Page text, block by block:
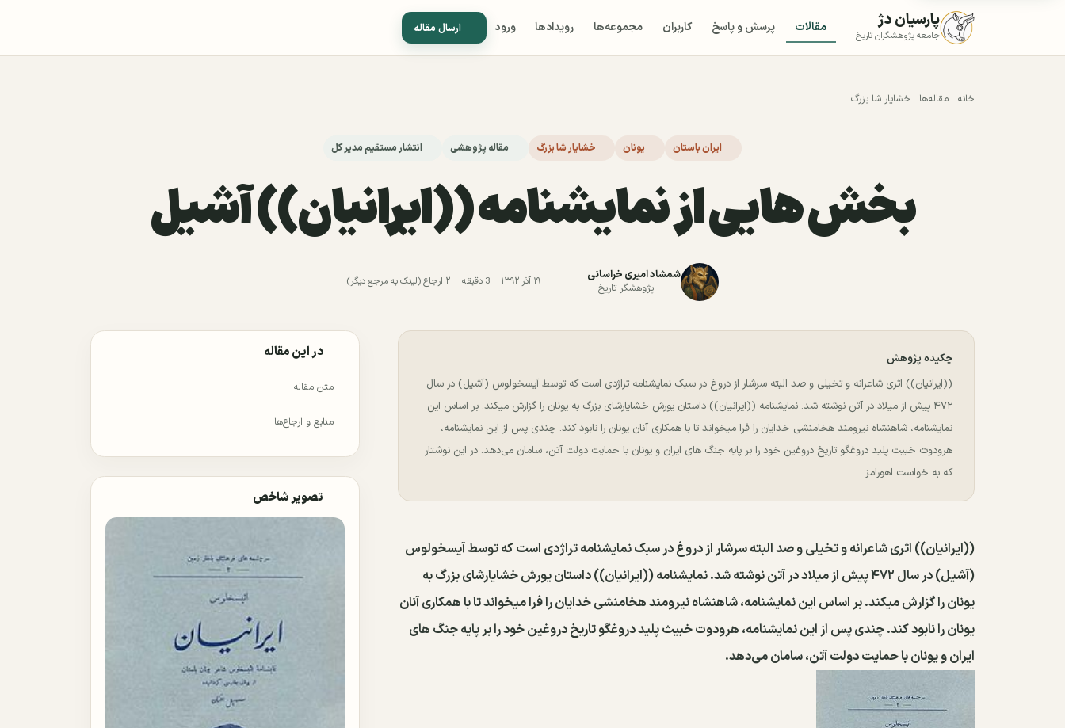
پارسیان دژ
جامعه پژوهشگران تاریخ مقالات پرسش و پاسخ کاربران مجموعه‌ها رویدادها ورود ارسال مقاله
خانه مقاله‌ها خشایار شا بزرگ
ایران باستان یونان خشایار شا بزرگ مقاله پژوهشی انتشار مستقیم مدیر کل
بخش هایی از نمایشنامه ((ایرانیان)) آشیل
شمشاد امیری خراسانی
پژوهشگر تاریخ
۱۹ آذر ۱۳۹۲ 3 دقیقه ۲ ارجاع (لینک به مرجع دیگر)
چکیده پژوهش
((ایرانیان)) اثری شاعرانه و تخیلی و صد البته سرشار از دروغ در سبک نمایشنامه تراژدی است که توسط آیسخولوس (آشیل) در سال
۴۷۲ پیش از میلاد در آتن نوشته شد. نمایشنامه ((ایرانیان)) داستان یورش خشایارشای بزرگ به یونان را گزارش میکند. بر اساس این
نمایشنامه، شاهنشاه نیرومند هخامنشی خدایان را فرا میخواند تا با همکاری آنان یونان را نابود کند. چندی پس از این نمایشنامه،
هرودوت خبیث پلید دروغگو تاریخ دروغین خود را بر پایه جنگ های ایران و یونان با حمایت دولت آتن، سامان می‌دهد. در این نوشتار
که به خواست اهورامز
((ایرانیان)) اثری شاعرانه و تخیلی و صد البته سرشار از دروغ در سبک نمایشنامه تراژدی است که توسط آیسخولوس
(آشیل) در سال ۴۷۲ پیش از میلاد در آتن نوشته شد. نمایشنامه ((ایرانیان)) داستان یورش خشایارشای بزرگ به
یونان را گزارش میکند. بر اساس این نمایشنامه، شاهنشاه نیرومند هخامنشی خدایان را فرا میخواند تا با همکاری آنان
یونان را نابود کند. چندی پس از این نمایشنامه، هرودوت خبیث پلید دروغگو تاریخ دروغین خود را بر پایه جنگ های
ایران و یونان با حمایت دولت آتن، سامان می‌دهد.
در این مقاله
متن مقاله
منابع و ارجاع‌ها
تصویر شاخص